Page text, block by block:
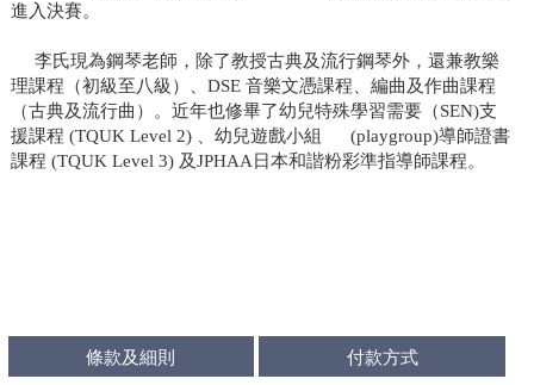
進入決賽。
李氏現為鋼琴老師，除了教授古典及流行鋼琴外，還兼教樂
理課程（初級至八級）、DSE 音樂文憑課程、編曲及作曲課程
（古典及流行曲） 。 近年也修畢了幼兒特殊學習需要（SEN)支
援課程 (TQUK Level 2) 、幼兒遊戲小組 (playgroup)導師證書
課程 (TQUK Level 3) 及JPHAA日本和諧粉彩準指導師課程。
條款及細則 付款方式